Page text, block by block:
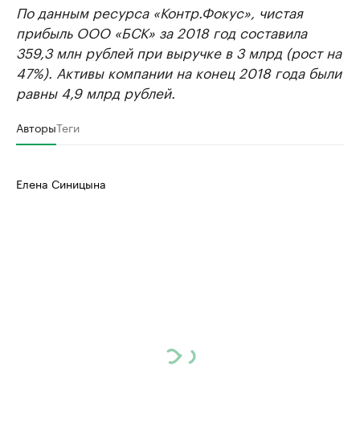
По данным ресурса «Контр.Фокус», чистая
прибыль ООО «БСК» за 2018 год составила
359,3 млн рублей при выручке в 3 млрд (рост на
47%). Активы компании на конец 2018 года были
равны 4,9 млрд рублей.
АвторыТеги
Елена Синицына